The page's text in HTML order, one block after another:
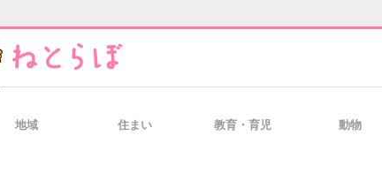
地域 住まい 教育・育児 動物